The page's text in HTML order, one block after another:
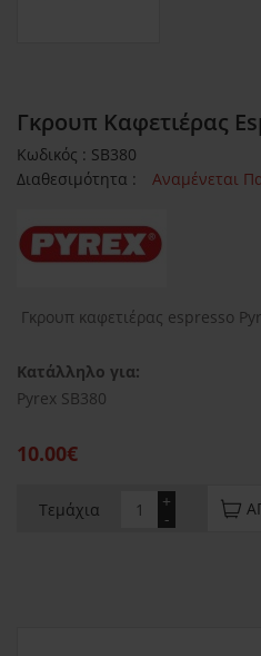
Γκρουπ Καφετιέρας
Κωδικός : SB380
Διαθεσιμότητα :
Αναμένεται
Γκρουπ καφετιέρας espresso
Κατάλληλο για:
Pyrex SB380
10.00€
Τεμάχια -
+